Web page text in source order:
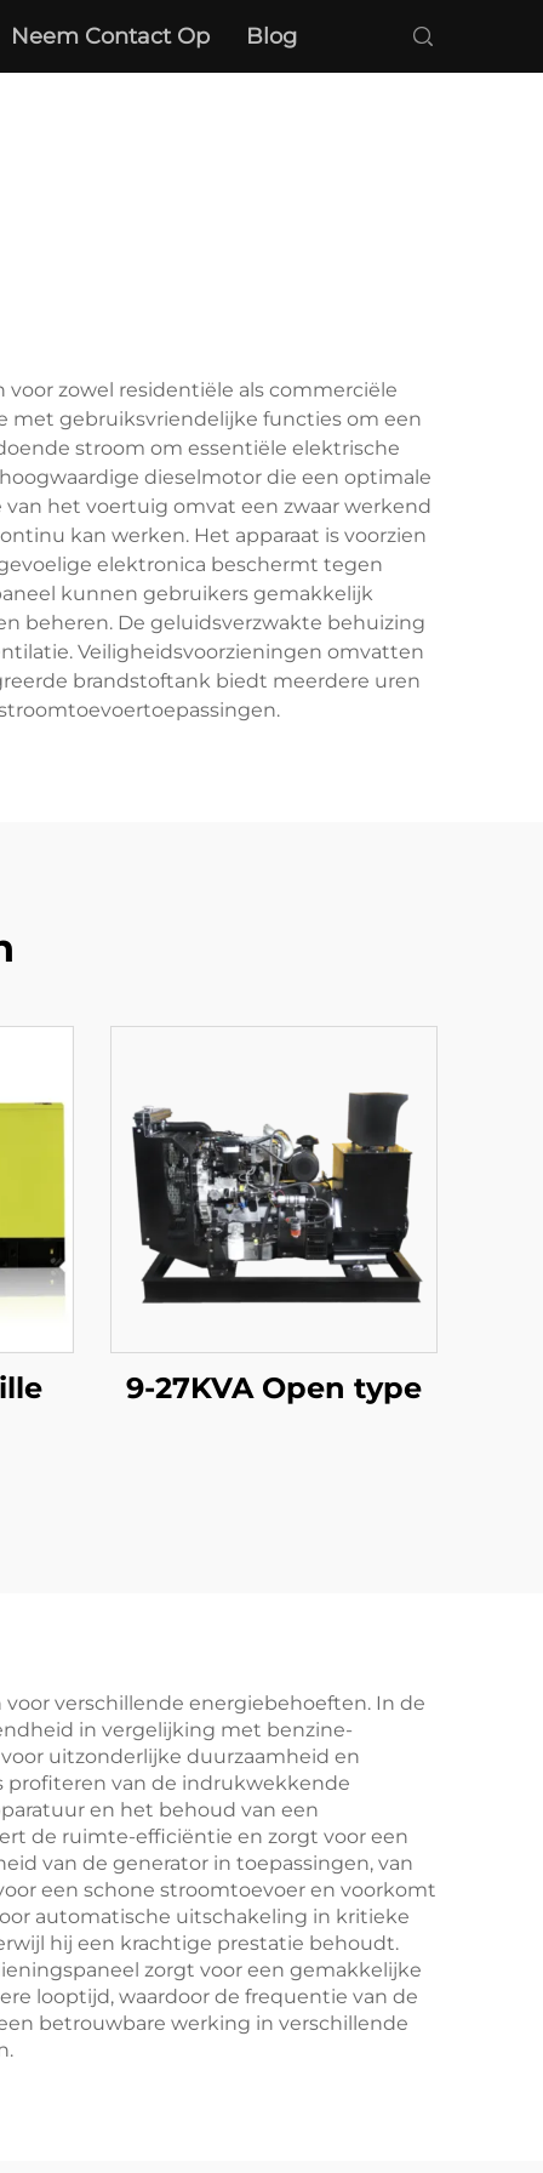
Neem Contact Op Blog
zowel residentiële als commerciële
met gebruiksvriendelijke functies om een
stroom om essentiële elektrische
dieselmotor die een optimale
het voertuig omvat een zwaar werkend
kan werken. Het apparaat is voorzien
elektronica beschermt tegen
kunnen gebruikers gemakkelijk
beheren. De geluidsverzwakte behuizing
Veiligheidsvoorzieningen omvatten
brandstoftank biedt meerdere uren
9-27KVA Open type
verschillende energiebehoeften. In de
in vergelijking met benzine-
uitzonderlijke duurzaamheid en
profiteren van de indrukwekkende
en het behoud van een
de ruimte-efficiëntie en zorgt voor een
van de generator in toepassingen, van
een schone stroomtoevoer en voorkomt
automatische uitschakeling in kritieke
hij een krachtige prestatie behoudt.
zorgt voor een gemakkelijke
looptijd, waardoor de frequentie van de
betrouwbare werking in verschillende